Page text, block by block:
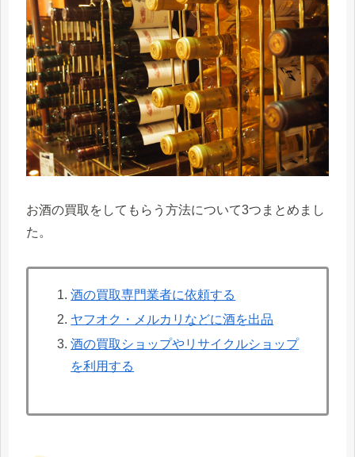
お酒の買取をしてもらう方法について3つまとめまし
た。
酒の買取専門業者に依頼する
ヤフオク・メルカリなどに酒を出品
酒の買取ショップやリサイクルショップ
を利用する